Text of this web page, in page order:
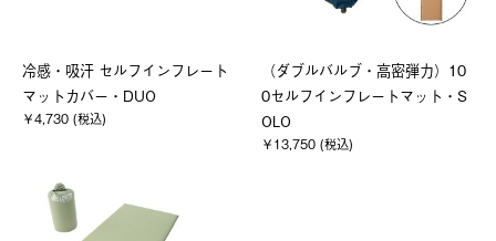
冷感・吸汗 セルフインフレート
マットカバー・DUO
￥4,730 (税込)
（ダブルバルブ・高密弾力）10
0セルフインフレートマット・S
OLO
￥13,750 (税込)